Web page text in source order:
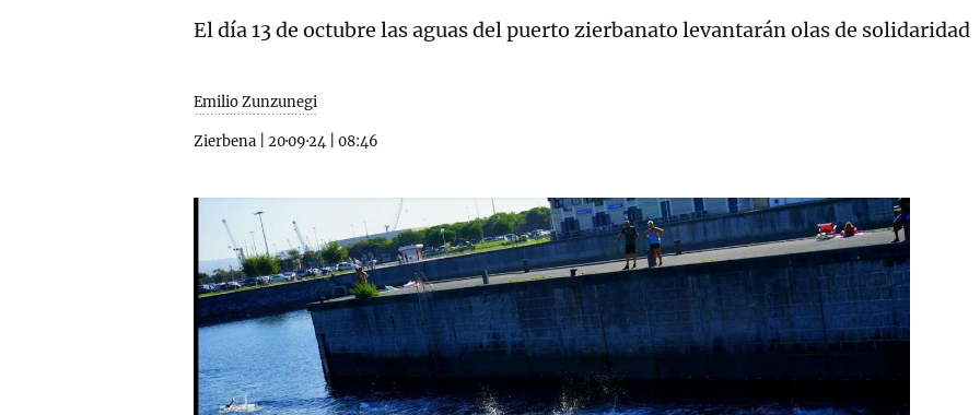
El día 13 de octubre las aguas del puerto zierbanato levantarán olas de solidaridad
Emilio Zunzunegi
Zierbena 20·09·24 08:46